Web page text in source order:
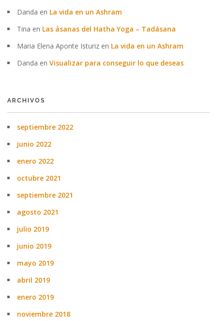
Danda en La vida en un Ashram
Tina en Las ásanas del Hatha Yoga – Tadásana
Maria Elena Aponte Isturiz en La vida en un Ashram
Danda en Visualizar para conseguir lo que deseas
ARCHIVOS
septiembre 2022
junio 2022
enero 2022
octubre 2021
septiembre 2021
agosto 2021
julio 2019
junio 2019
mayo 2019
abril 2019
enero 2019
noviembre 2018